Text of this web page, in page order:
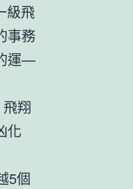
級飛
事務
運—
翔
化
5個